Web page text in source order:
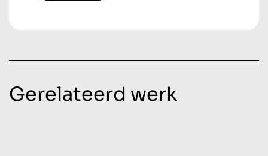
Gerelateerd werk